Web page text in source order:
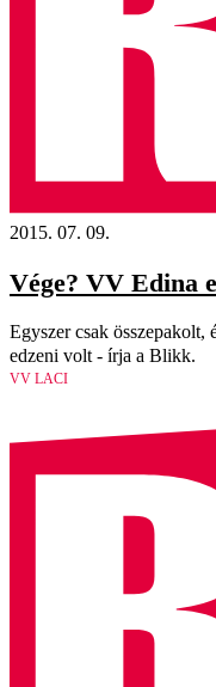
2015. 07. 09.
Vége? VV Edina
Egyszer csak
edzeni volt - írja a Blikk.
VV LACI